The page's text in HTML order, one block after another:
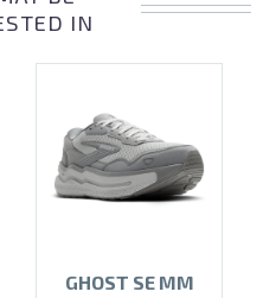
IN
GHOST SE MM